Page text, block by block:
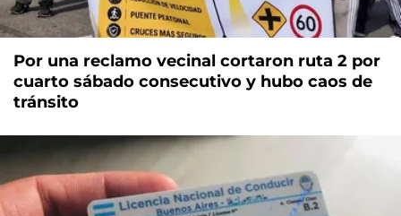
Por una reclamo vecinal cortaron ruta 2 por
cuarto sábado consecutivo y hubo caos de
tránsito